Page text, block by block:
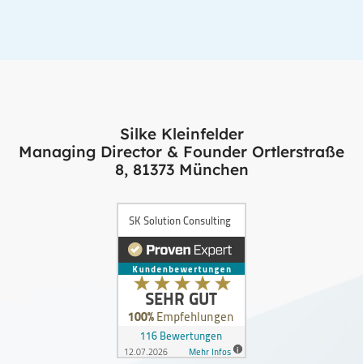
Silke Kleinfelder
Managing Director & Founder Ortlerstraße
8, 81373 München